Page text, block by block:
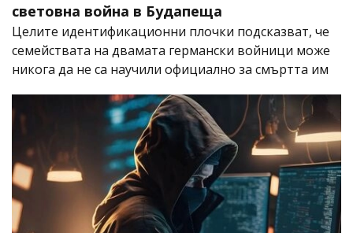
световна война в Будапеща
Целите идентификационни плочки подсказват, че
семействата на двамата германски войници може
никога да не са научили официално за смъртта им